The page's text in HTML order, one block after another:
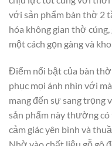
với sản phẩm bàn thờ 2
hóa không gian thờ
một cách gọn gàng và
Điểm nổi bật của bàn
phục mọi ánh nhìn với
mang đến sự sang trọng
sản phẩm này thường
cảm giác yên bình và